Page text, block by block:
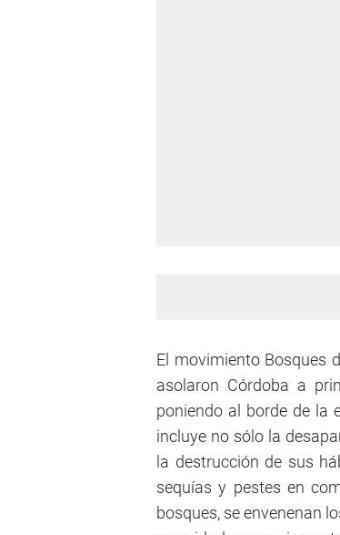
El movimiento Bosques
asolaron Córdoba a
poniendo al borde de la
incluye no sólo la
la destrucción de sus
sequías y pestes en
bosques, se envenenan